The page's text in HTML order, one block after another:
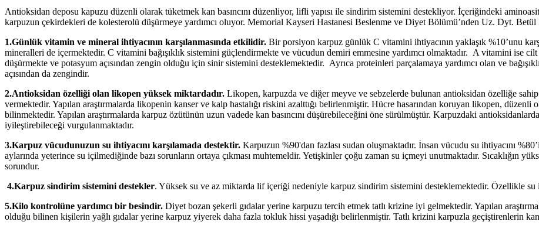
Antioksidan deposu kapuzu düzenli olarak tüketmek kan basıncını düzenliyor, lifli yapısı ile sindirim sistemini destekliyor. İçeriğindeki
karpuzun çekirdekleri de kolesterolü düşürmeye yardımcı oluyor. Memorial Kayseri Hastanesi Beslenme ve Diyet Bölümü’nden Uz. Dyt.
1.Günlük vitamin ve mineral ihtiyacının karşılanmasında etkilidir. Bir porsiyon karpuz günlük C vitamini ihtiyacının yaklaşık %10’unu
mineralleri de içermektedir. C vitamini bağışıklık sistemini güçlendirmekte ve vücudun demiri emmesine yardımcı olmaktadır. A vitamini ise cilt
düşürmekte ve potasyum açısından zengin olduğu için sinir sistemini desteklemektedir. Ayrıca proteinleri parçalamaya yardımcı olan ve
açısından da zengindir.
2.Antioksidan özelliği olan likopen yüksek miktardadır. Likopen, karpuzda ve diğer meyve ve sebzelerde bulunan antioksidan özelliğe
vermektedir. Yapılan araştırmalarda likopenin kanser ve kalp hastalığı riskini azalttığı belirlenmiştir. Hücre hasarından koruyan likopen, düzenli
bilinmektedir. Yapılan araştırmalarda karpuz özütünün uzun vadede kan basıncını düşürebileceğini öne sürülmüştür. Karpuzdaki
iyileştirebileceği vurgulanmaktadır.
3.Karpuz vücudunuzun su ihtiyacını karşılamada destektir. Karpuzun %90'dan fazlası sudan oluşmaktadır. İnsan vücudu su ihtiyacını
aylarında yeterince su içilmediğinde bazı sorunların ortaya çıkması muhtemeldir. Yetişkinler çoğu zaman su içmeyi unutmaktadır. Sıcaklığın
sorundur.
4.Karpuz sindirim sistemini destekler. Yüksek su ve az miktarda lif içeriği nedeniyle karpuz sindirim sistemini desteklemektedir. Özellikle
5.Kilo kontrolüne yardımcı bir besindir. Diyet bozan şekerli gıdalar yerine karpuzu tercih etmek tatlı krizine iyi gelmektedir. Yapılan
olduğu bilinen kişilerin yağlı gıdalar yerine karpuz yiyerek daha fazla tokluk hissi yaşadığı belirlenmiştir. Tatlı krizini karpuzla geçiştirenlerin